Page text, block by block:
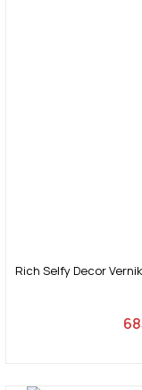
Rich Selfy Decor